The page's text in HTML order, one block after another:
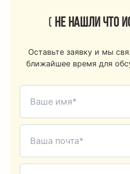
( Не нашли что
Оставьте заявку и мы
ближайшее время для